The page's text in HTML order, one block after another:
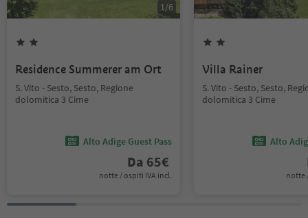
1/6
Residence Summerer am Ort
S. Vito - Sesto, Sesto, Regione
dolomitica 3 Cime
Alto Adige Guest Pass
Da 65€
notte / ospiti IVA incl.
Villa Rainer
S. Vito - Sesto, Sesto,
dolomitica 3 Cime
Alto
notte